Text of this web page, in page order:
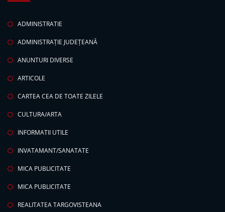
ADMINISTRATIE
ADMINISTRAȚIE JUDEȚEANĂ
ANUNTURI DIVERSE
ARTICOLE
CARTEA CEA DE TOATE ZILELE
CULTURA/ARTA
INFORMATII UTILE
INVATAMANT/SANATATE
MICA PUBLICITATE
MICA PUBLICITATE
REALITATEA TARGOVISTEANA